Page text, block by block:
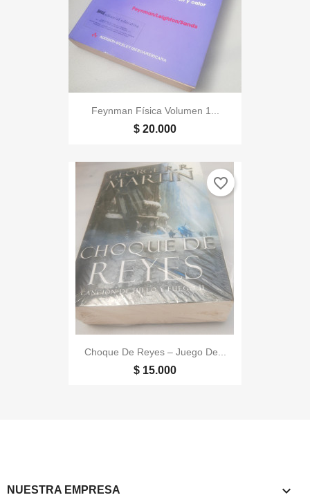
Feynman Física Volumen 1...
$ 20.000
Choque De Reyes – Juego De...
$ 15.000
favorite_border
NUESTRA EMPRESA 